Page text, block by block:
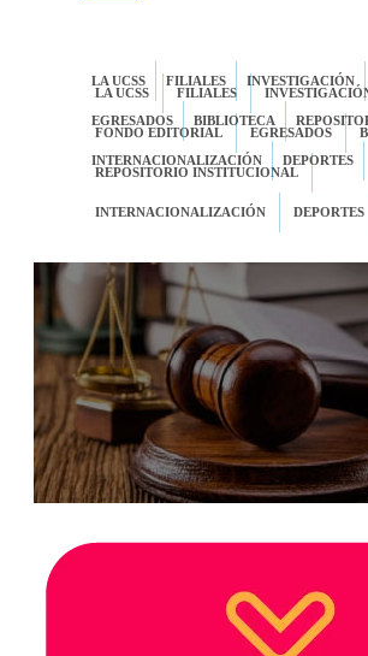
LA UCSS FILIALES INVESTIGACIÓN
EGRESADOS BIBLIOTECA
INTERNACIONALIZACIÓN DEPORTES
LA UCSS FILIALES
FONDO EDITORIAL EGRESADOS
REPOSITORIO INSTITUCIONAL
INTERNACIONALIZACIÓN DEPORTES